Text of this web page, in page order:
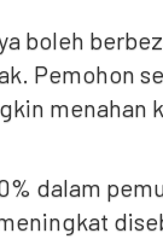
boleh
Pemohon
dalam